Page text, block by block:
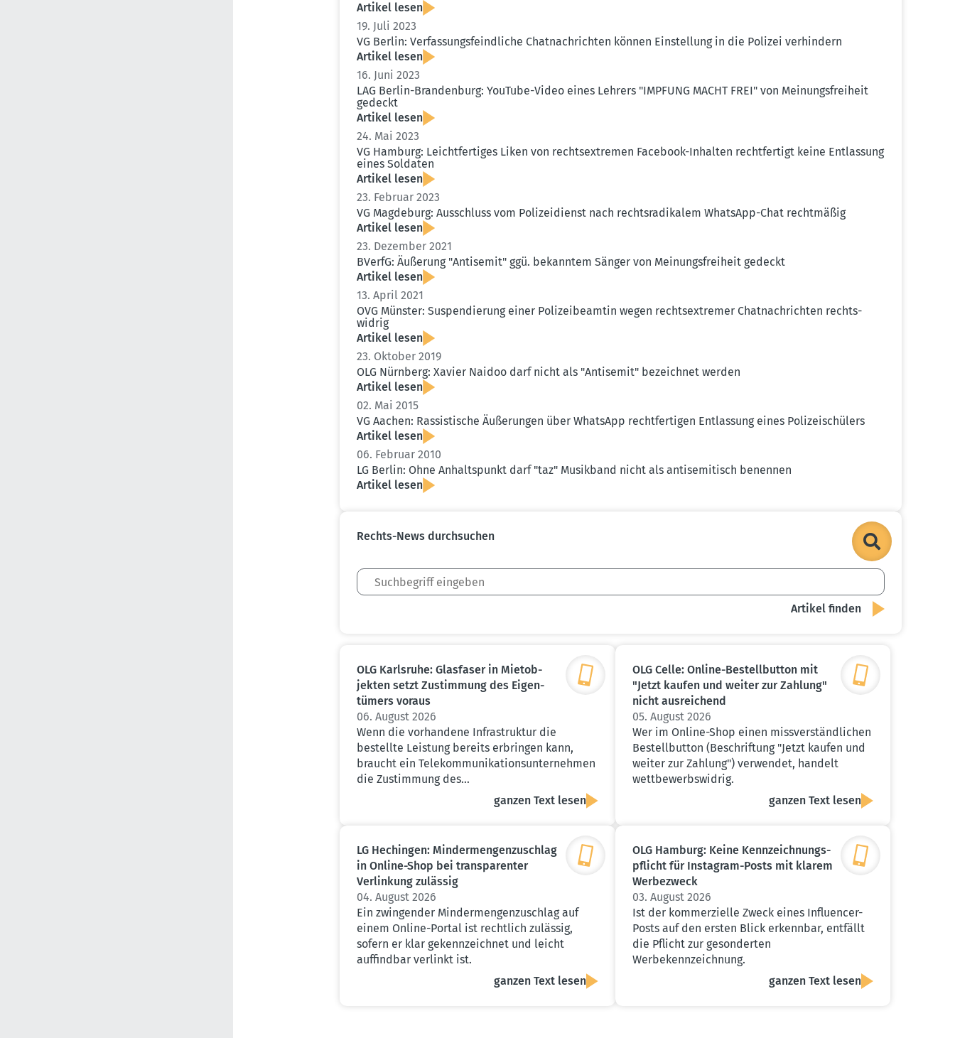
Artikel lesen
19. Juli 2023
VG Berlin: Verfas­sungs­feind­liche Chatnach­richten können Einstellung in die Polizei verhindern
Artikel lesen
16. Juni 2023
LAG Berlin-Brandenburg: YouTube-Video eines Lehrers "IMPFUNG MACHT FREI" von Meinungs­freiheit
gedeckt
Artikel lesen
24. Mai 2023
VG Hamburg: Leicht­fer­tiges Liken von rechts­ex­tremen Facebook-Inhalten recht­fertigt keine Entlassung
eines Soldaten
Artikel lesen
23. Februar 2023
VG Magdeburg: Ausschluss vom Polizei­dienst nach rechts­ra­di­kalem WhatsApp-Chat recht­mäßig
Artikel lesen
23. Dezember 2021
BVerfG: Äußerung "Antisemit" ggü. bekanntem Sänger von Meinungs­freiheit gedeckt
Artikel lesen
13. April 2021
OVG Münster: Suspen­dierung einer Polizei­be­amtin wegen rechts­ex­tremer Chatnach­richten rechts­
widrig
Artikel lesen
23. Oktober 2019
OLG Nürnberg: Xavier Naidoo darf nicht als "Antisemit" bezeichnet werden
Artikel lesen
02. Mai 2015
VG Aachen: Rassis­tische Äußerungen über WhatsApp recht­fer­tigen Entlassung eines Polizei­schülers
Artikel lesen
06. Februar 2010
LG Berlin: Ohne Anhalts­punkt darf "taz" Musikband nicht als antise­mi­tisch benennen
Artikel lesen
Rechts-News durch­suchen
OLG Karlsruhe: Glasfaser in Mietob­
jekten setzt Zustimmung des Eigen­
tümers voraus
06. August 2026
Wenn die vorhandene Infrastruktur die
bestellte Leistung bereits erbringen kann,
braucht ein Telekommunikationsunternehmen
die Zustimmung des…
ganzen Text lesen
OLG Celle: Online-Bestell­button mit
"Jetzt kaufen und weiter zur Zahlung"
nicht ausrei­chend
05. August 2026
Wer im Online-Shop einen missverständlichen
Bestellbutton (Beschriftung "Jetzt kaufen und
weiter zur Zahlung") verwendet, handelt
wettbewerbswidrig.
ganzen Text lesen
LG Hechingen: Minder­men­gen­zu­schlag
in Online-Shop bei trans­pa­renter
Verlinkung zulässig
04. August 2026
Ein zwingender Mindermengenzuschlag auf
einem Online-Portal ist rechtlich zulässig,
sofern er klar gekennzeichnet und leicht
auffindbar verlinkt ist.
ganzen Text lesen
OLG Hamburg: Keine Kennzeich­nungs­
pflicht für Instagram-Posts mit klarem
Werbe­zweck
03. August 2026
Ist der kommerzielle Zweck eines Influencer-
Posts auf den ersten Blick erkennbar, entfällt
die Pflicht zur gesonderten
Werbekennzeichnung.
ganzen Text lesen